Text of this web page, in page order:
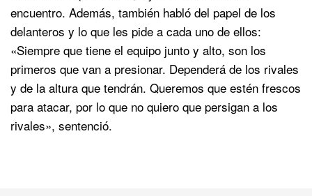
encuentro. Además, también habló del papel de los
delanteros y lo que les pide a cada uno de ellos:
«Siempre que tiene el equipo junto y alto, son los
primeros que van a presionar. Dependerá de los rivales
y de la altura que tendrán. Queremos que estén frescos
para atacar, por lo que no quiero que persigan a los
rivales», sentenció.